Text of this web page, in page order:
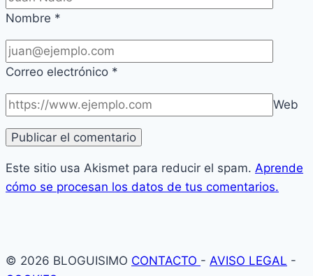
Nombre *
Correo electrónico *
Web
Este sitio usa Akismet para reducir el spam. Aprende
cómo se procesan los datos de tus comentarios.
© 2026 BLOGUISIMO CONTACTO - AVISO LEGAL -